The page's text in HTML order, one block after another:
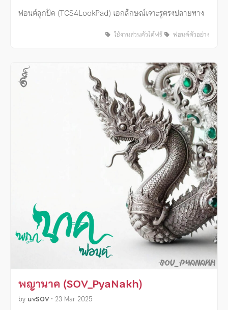
ฟอนต์ลูกปัด (TCS4LookPad) เอกลักษณ์เจาะรูตรงปลายหาง
ใช้งานส่วนตัวได้ฟรี ฟอนต์ตัวอย่าง
พญานาค (SOV_PyaNakh)
by uvSOV • 23 Mar 2025